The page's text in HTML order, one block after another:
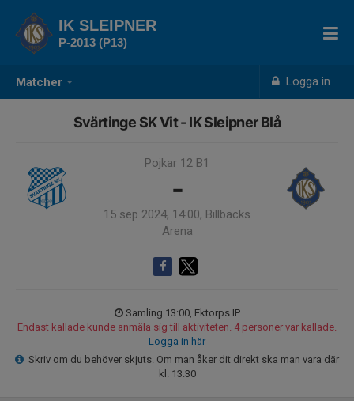
Matcher Logga in
IK SLEIPNER
P-2013 (P13)
Svärtinge SK Vit - IK Sleipner Blå
Pojkar 12 B1
-
15 sep 2024, 14:00, Billbäcks
Arena
Samling 13:00, Ektorps IP
Endast kallade kunde anmäla sig till aktiviteten. 4 personer var kallade.
Logga in här
Skriv om du behöver skjuts. Om man åker dit direkt ska man vara där
kl. 13.30